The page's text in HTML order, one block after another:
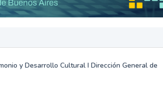
y Desarrollo Cultural I Dirección General de